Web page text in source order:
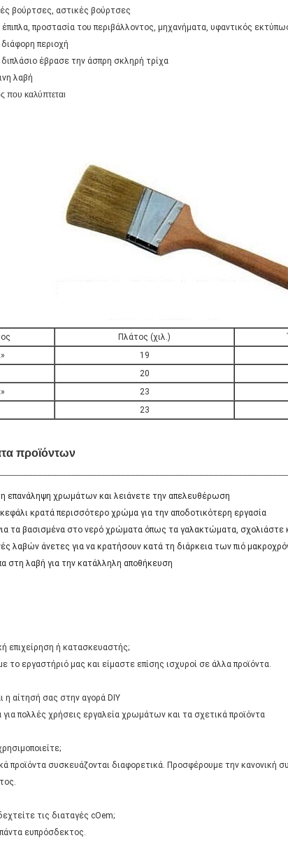
βούρτσες, αστικές βούρτσες
έπιπλα, προστασία του περιβάλλοντος, μηχανήματα, υφαντικός
περιοχή
έβρασε την άσπρη σκληρή τρίχα
λαβή
που καλύπτεται
Πλάτος (χιλ.)
19
20
23
23
προϊόντων
επανάληψη χρωμάτων και λειάνετε την απελευθέρωση
κρατά περισσότερο χρώμα για την αποδοτικότερη εργασία
τα βασισμένα στο νερό χρώματα όπως τα γαλακτώματα, σχολιάστε
λαβών άνετες για να κρατήσουν κατά τη διάρκεια των πιό
στη λαβή για την κατάλληλη αποθήκευση
επιχείρηση ή κατασκευαστής;
το εργαστήριό μας και είμαστε επίσης ισχυροί σε άλλα προϊόντα.
η αίτησή σας στην αγορά DIY
πολλές χρήσεις εργαλεία χρωμάτων και τα σχετικά προϊόντα
προϊόντα συσκευάζονται διαφορετικά. Προσφέρουμε την κανονική
τις διαταγές cOem;
ευπρόσδεκτος.